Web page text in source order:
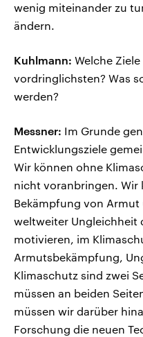
wenig miteinander zu
ändern.
Kuhlmann: Welche
vordringlichsten? Was
werden?
Messner: Im Grunde
Entwicklungsziele
Wir können ohne
nicht voranbringen. Wir
Bekämpfung von
weltweiter Ungleichheit
motivieren, im
Armutsbekämpfung,
Klimaschutz sind zwei
müssen an beiden
müssen wir darüber
Forschung die neuen